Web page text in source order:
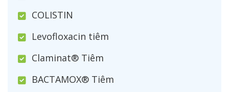
COLISTIN
Levofloxacin tiêm
Claminat® Tiêm
BACTAMOX® Tiêm